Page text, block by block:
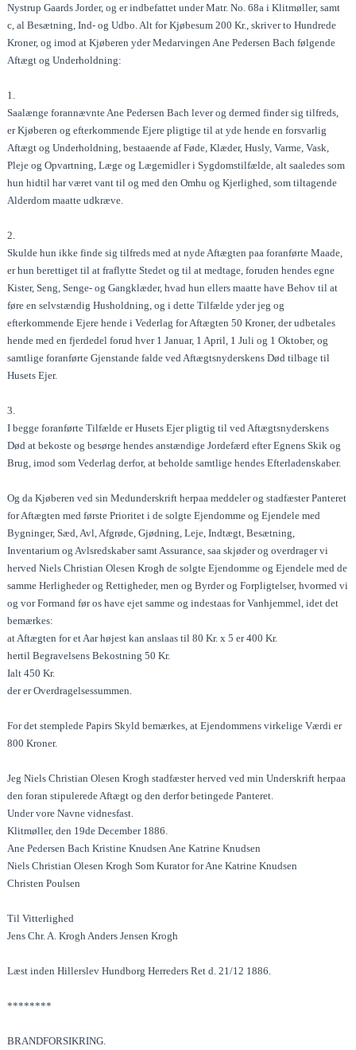
Nystrup Gaards Jorder, og er indbefattet under Matr. No. 68a i Klitmøller, samt
c, al Besætning, Ind- og Udbo. Alt for Kjøbesum 200 Kr., skriver to Hundrede
Kroner, og imod at Kjøberen yder Medarvingen Ane Pedersen Bach følgende
Aftægt og Underholdning:
1.
Saalænge forannævnte Ane Pedersen Bach lever og dermed finder sig tilfreds,
er Kjøberen og efterkommende Ejere pligtige til at yde hende en forsvarlig
Aftægt og Underholdning, bestaaende af Føde, Klæder, Husly, Varme, Vask,
Pleje og Opvartning, Læge og Lægemidler i Sygdomstilfælde, alt saaledes som
hun hidtil har været vant til og med den Omhu og Kjerlighed, som tiltagende
Alderdom maatte udkræve.
2.
Skulde hun ikke finde sig tilfreds med at nyde Aftægten paa foranførte Maade,
er hun berettiget til at fraflytte Stedet og til at medtage, foruden hendes egne
Kister, Seng, Senge- og Gangklæder, hvad hun ellers maatte have Behov til at
føre en selvstændig Husholdning, og i dette Tilfælde yder jeg og
efterkommende Ejere hende i Vederlag for Aftægten 50 Kroner, der udbetales
hende med en fjerdedel forud hver 1 Januar, 1 April, 1 Juli og 1 Oktober, og
samtlige foranførte Gjenstande falde ved Aftægtsnyderskens Død tilbage til
Husets Ejer.
3.
I begge foranførte Tilfælde er Husets Ejer pligtig til ved Aftægtsnyderskens
Død at bekoste og besørge hendes anstændige Jordefærd efter Egnens Skik og
Brug, imod som Vederlag derfor, at beholde samtlige hendes Efterladenskaber.
Og da Kjøberen ved sin Medunderskrift herpaa meddeler og stadfæster Panteret
for Aftægten med første Prioritet i de solgte Ejendomme og Ejendele med
Bygninger, Sæd, Avl, Afgrøde, Gjødning, Leje, Indtægt, Besætning,
Inventarium og Avlsredskaber samt Assurance, saa skjøder og overdrager vi
herved Niels Christian Olesen Krogh de solgte Ejendomme og Ejendele med de
samme Herligheder og Rettigheder, men og Byrder og Forpligtelser, hvormed vi
og vor Formand før os have ejet samme og indestaas for Vanhjemmel, idet det
bemærkes:
at Aftægten for et Aar højest kan anslaas til 80 Kr. x 5 er 400 Kr.
hertil Begravelsens Bekostning 50 Kr.
Ialt 450 Kr.
der er Overdragelsessummen.
For det stemplede Papirs Skyld bemærkes, at Ejendommens virkelige Værdi er
800 Kroner.
Jeg Niels Christian Olesen Krogh stadfæster herved ved min Underskrift herpaa
den foran stipulerede Aftægt og den derfor betingede Panteret.
Under vore Navne vidnesfast.
Klitmøller, den 19de December 1886.
Ane Pedersen Bach Kristine Knudsen Ane Katrine Knudsen
Niels Christian Olesen Krogh Som Kurator for Ane Katrine Knudsen
Christen Poulsen
Til Vitterlighed
Jens Chr. A. Krogh Anders Jensen Krogh
Læst inden Hillerslev Hundborg Herreders Ret d. 21/12 1886.
********
BRANDFORSIKRING.